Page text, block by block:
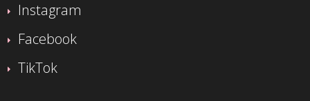
Instagram
Facebook
TikTok